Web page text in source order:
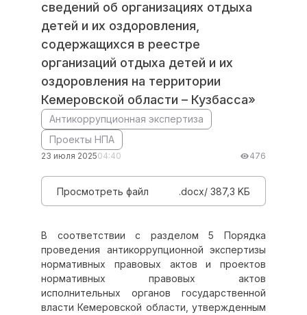
сведений об организациях отдыха
детей и их оздоровления,
содержащихся в реестре
организаций отдыха детей и их
оздоровления на территории
Кемеровской области – Кузбасса»
Антикоррупционная экспертиза
Проекты НПА
23 июля 202504:40 476
Просмотреть файл .docx/ 387,3 KБ
В соответствии с разделом 5 Порядка
проведения антикоррупционной экспертизы
нормативных правовых актов и проектов
нормативных правовых актов
исполнительных органов государственной
власти Кемеровской области, утвержденным